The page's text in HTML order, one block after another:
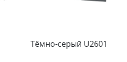
Тёмно-серый U2601